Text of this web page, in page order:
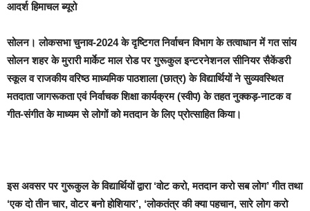
आदर्श हिमाचल ब्यूरो
सोलन। लोकसभा चुनाव-2024 के दृष्टिगत निर्वाचन विभाग के तत्वाधान में गत सांय
सोलन शहर के मुरारी मार्केट माल रोड पर गुरूकुल इन्टरनेशनल सीनियर सैकेंडरी
स्कूल व राजकीय वरिष्ठ माध्यमिक पाठशाला (छात्र) के विद्यार्थियों ने सुव्यवस्थित
मतदाता जागरूकता एवं निर्वाचक शिक्षा कार्यक्रम (स्वीप) के तहत नुक्कड़-नाटक व
गीत-संगीत के माध्यम से लोगों को मतदान के लिए प्रोत्साहित किया।
इस अवसर पर गुरूकुल के विद्यार्थियों द्वारा ‘वोट करो, मतदान करो सब लोग’ गीत तथा
‘एक दो तीन चार, वोटर बनो होशियार’, ‘लोकतंत्र की क्या पहचान, सारे लोग करो